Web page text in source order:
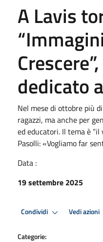
A Lavis
dedicato
Nel mese di ottobre più
ragazzi, ma anche per
ed educatori. Il tema è “il
Pasolli: «Vogliamo far
Data :
19 settembre 2025
Condividi Vedi azioni
Categorie: